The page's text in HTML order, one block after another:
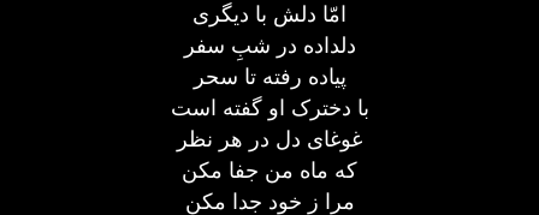
امّا دلش با دیگری
دلداده در شبِ سفر
پیاده رفته تا سحر
با دخترک او گفته است
غوغای دل در هر نظر
که ماه من جفا مکن
مرا ز خود جدا مکن